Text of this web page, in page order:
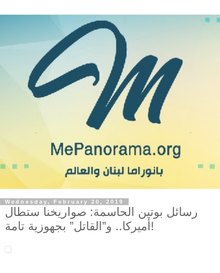
Wednesday, February 20, 2019
رسائل بوتين الحاسمة: صواريخنا ستطال
أميركا.. و”القاتل” بجهوزية تامة!